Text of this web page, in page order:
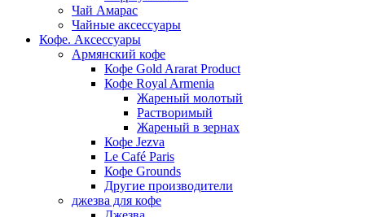
Чай Амарас
Чайные аксессуары
Кофе. Аксессуары
Армянский кофе
Кофе Gold Ararat Product
Кофе Royal Armenia
Жареный молотый
Растворимый
Жареный в зернах
Кофе Jezva
Le Café Paris
Кофе Grounds
Другие производители
джезва для кофе